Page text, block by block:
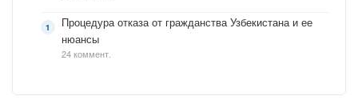
Процедура отказа от гражданства Узбекистана и ее
нюансы
24 коммент.